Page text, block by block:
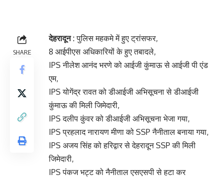
SHARE
देहरादून : पुलिस महकमे में हुए ट्रांसफर,
8 आईपीएस अधिकारियों के हुए तबादले,
IPS नीलेश आनंद भरणे को आईजी कुंमाऊ से आईजी पी एंड
एम,
IPS योगेंद्र रावत को डीआईजी अभिसूचना से डीआईजी
कुंमाऊ की मिली जिमेदारी,
IPS दलीप कुंवर को डीआईजी अभिसूचना भेजा गया,
IPS प्रहलाद नारायण मीणा को SSP नैनीताल बनाया गया,
IPS अजय सिंह को हरिद्वार से देहरादून SSP की मिली
जिमेदारी,
IPS पंकज भट्ट को नैनीताल एसएसपी से हटा कर